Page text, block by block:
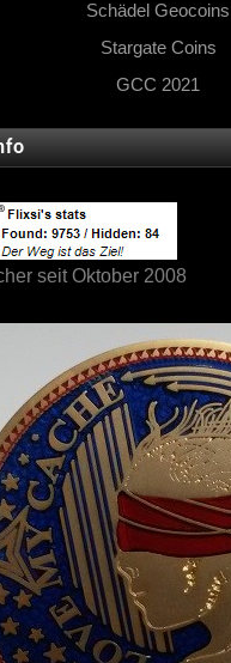
Schädel Geocoins
Stargate Coins
GCC 2021
seit Oktober 2008